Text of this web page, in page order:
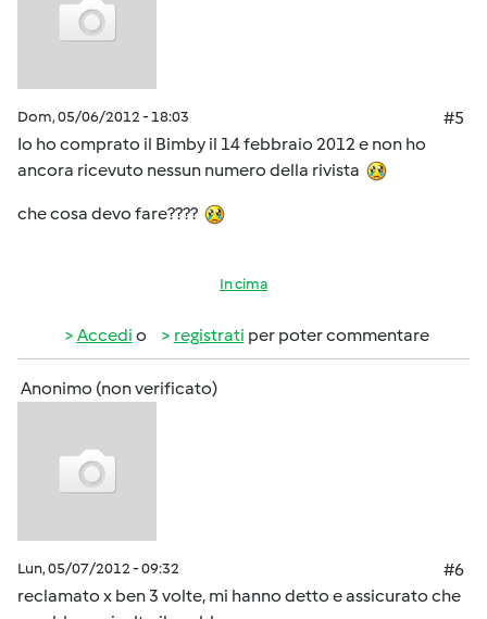
Dom, 05/06/2012 - 18:03
#5
Io ho comprato il Bimby il 14 febbraio 2012 e non ho
ancora ricevuto nessun numero della rivista
che cosa devo fare????
In cima
Accedi o registrati per poter commentare
Anonimo (non verificato)
Lun, 05/07/2012 - 09:32
#6
reclamato x ben 3 volte, mi hanno detto e assicurato che